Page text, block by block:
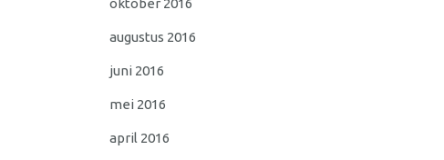
oktober 2016
augustus 2016
juni 2016
mei 2016
april 2016